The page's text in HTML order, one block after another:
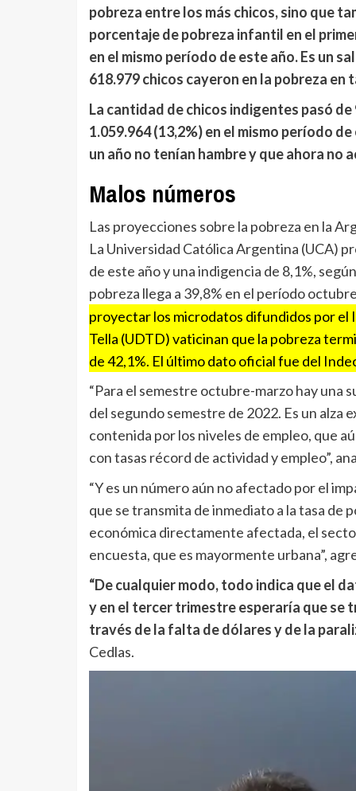
pobreza entre los más chicos, sino que
porcentaje de pobreza infantil en el
en el mismo período de este año. Es un
618.979 chicos cayeron en la pobreza en
La cantidad de chicos indigentes pasó
1.059.964 (13,2%) en el mismo período
un año no tenían hambrey que ahora no
Malos números
Las proyecciones sobre la pobreza en la
La Universidad Católica Argentina (UCA)
de este año y una indigencia de 8,1%,
pobreza llega a 39,8% en el período
proyectar los microdatos difundidos por el
Tella (UDTD) vaticinan que la pobreza
de 42,1%. El último dato oficial fue del
“Para el semestre octubre-marzo hay una
del segundo semestre de 2022. Es un
contenida por los niveles de empleo, que
con tasas récord de actividad y empleo”,
“Y es un número aún no afectado por el
que se transmita de inmediato a la tasa de
económica directamente afectada, el
encuesta, que es mayormente urbana”,
“De cualquier modo, todo indica que el
y en el tercer trimestre esperaría que se
través de la falta de dólares y de la
Cedlas.